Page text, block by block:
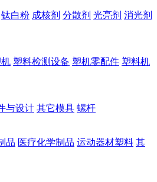
钛白粉 成核剂 分散剂 光亮剂 消光剂
塑料检测设备 塑机零配件 塑料机
与设计 其它模具 螺杆
品 医疗化学制品 运动器材塑料 其